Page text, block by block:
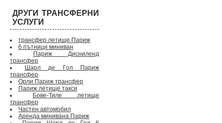
ДРУГИ ТРАНСФЕРНИ
УСЛУГИ
трансфер летище Париж
6 пътници миниван
Париж Дисниленд
трансфер
Шарл де Гол Париж
трансфер
Орли Париж трансфер
Париж летище такси
Бове-Тиле летище
трансфер
Частен автомобил
Аренда минивана Париж